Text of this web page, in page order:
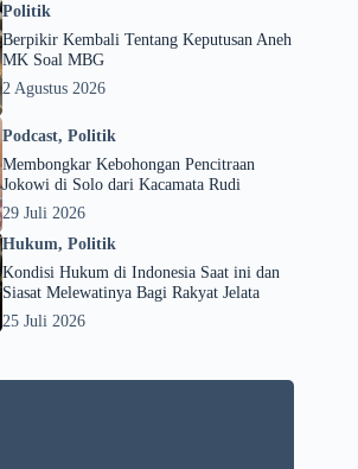
Politik
Berpikir Kembali Tentang Keputusan Aneh
MK Soal MBG
2 Agustus 2026
Podcast, Politik
Membongkar Kebohongan Pencitraan
Jokowi di Solo dari Kacamata Rudi
29 Juli 2026
Hukum, Politik
Kondisi Hukum di Indonesia Saat ini dan
Siasat Melewatinya Bagi Rakyat Jelata
25 Juli 2026